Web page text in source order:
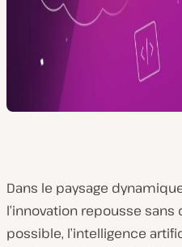
Dans le paysage
l’innovation repousse
possible, l’intelligence